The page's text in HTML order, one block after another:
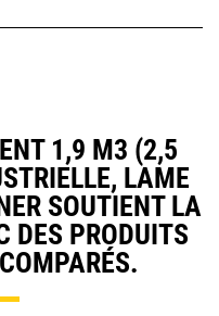
1,9 M3 (2,5
LAME
SOUTIENT LA
DES PRODUITS